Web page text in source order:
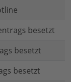
besetzt
besetzt
besetzt